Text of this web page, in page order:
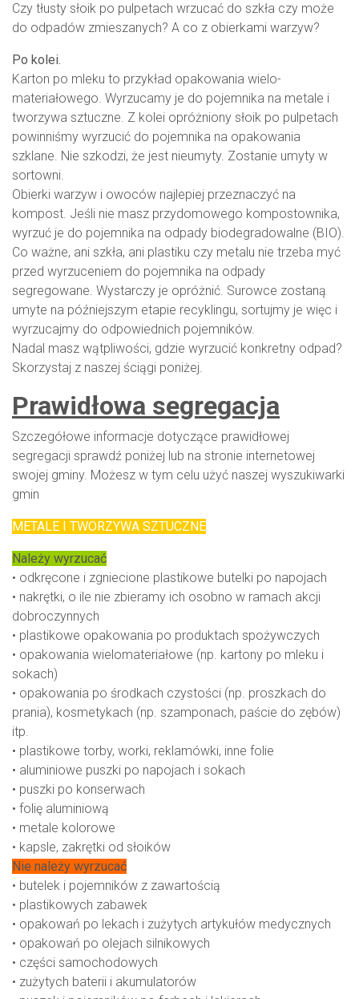
Czy tłusty słoik po pulpetach wrzucać do szkła czy może
do odpadów zmieszanych? A co z obierkami warzyw?
Po kolei.
Karton po mleku to przykład opakowania wielo-
materiałowego. Wyrzucamy je do pojemnika na metale i
tworzywa sztuczne. Z kolei opróżniony słoik po pulpetach
powinniśmy wyrzucić do pojemnika na opakowania
szklane. Nie szkodzi, że jest nieumyty. Zostanie umyty w
sortowni.
Obierki warzyw i owoców najlepiej przeznaczyć na
kompost. Jeśli nie masz przydomowego kompostownika,
wyrzuć je do pojemnika na odpady biodegradowalne (BIO).
Co ważne, ani szkła, ani plastiku czy metalu nie trzeba myć
przed wyrzuceniem do pojemnika na odpady
segregowane. Wystarczy je opróżnić. Surowce zostaną
umyte na późniejszym etapie recyklingu, sortujmy je więc i
wyrzucajmy do odpowiednich pojemników.
Nadal masz wątpliwości, gdzie wyrzucić konkretny odpad?
Skorzystaj z naszej ściągi poniżej.
Prawidłowa segregacja
Szczegółowe informacje dotyczące prawidłowej
segregacji sprawdź poniżej lub na stronie internetowej
swojej gminy. Możesz w tym celu użyć naszej wyszukiwarki
gmin
METALE I TWORZYWA SZTUCZNE
Należy wyrzucać
• odkręcone i zgniecione plastikowe butelki po napojach
• nakrętki, o ile nie zbieramy ich osobno w ramach akcji
dobroczynnych
• plastikowe opakowania po produktach spożywczych
• opakowania wielomateriałowe (np. kartony po mleku i
sokach)
• opakowania po środkach czystości (np. proszkach do
prania), kosmetykach (np. szamponach, paście do zębów)
itp.
• plastikowe torby, worki, reklamówki, inne folie
• aluminiowe puszki po napojach i sokach
• puszki po konserwach
• folię aluminiową
• metale kolorowe
• kapsle, zakrętki od słoików
Nie należy wyrzucać
• butelek i pojemników z zawartością
• plastikowych zabawek
• opakowań po lekach i zużytych artykułów medycznych
• opakowań po olejach silnikowych
• części samochodowych
• zużytych baterii i akumulatorów